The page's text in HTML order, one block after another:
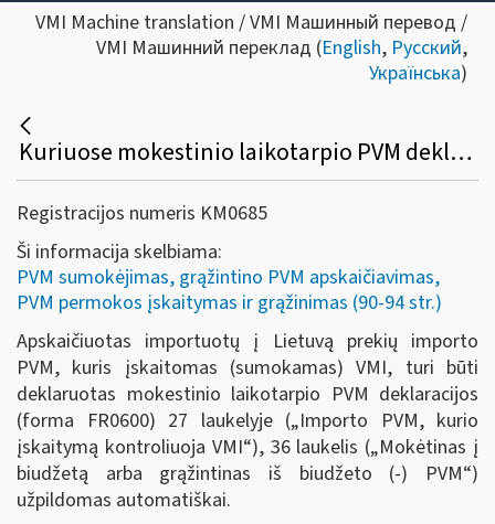
VMI Machine translation / VMI Машинный перевод /
VMI Машинний переклад (English, Русский,
Українська)
Kuriuose mokestinio laikotarpio PVM deklaracijos laukeliuose turi būti deklaruotas importo PVM, kuris įskaitomas (sumokamas) VMI?
Registracijos numeris KM0685
Ši informacija skelbiama:
PVM sumokėjimas, grąžintino PVM apskaičiavimas,
PVM permokos įskaitymas ir grąžinimas (90-94 str.)
Apskaičiuotas importuotų į Lietuvą prekių importo
PVM, kuris įskaitomas (sumokamas) VMI, turi būti
deklaruotas mokestinio laikotarpio PVM deklaracijos
(forma FR0600) 27 laukelyje („Importo PVM, kurio
įskaitymą kontroliuoja VMI“), 36 laukelis („Mokėtinas į
biudžetą arba grąžintinas iš biudžeto (-) PVM“)
užpildomas automatiškai.